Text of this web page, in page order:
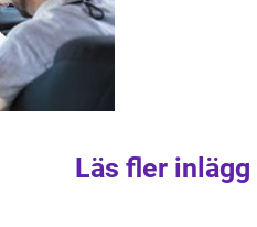
Läs fler inlägg